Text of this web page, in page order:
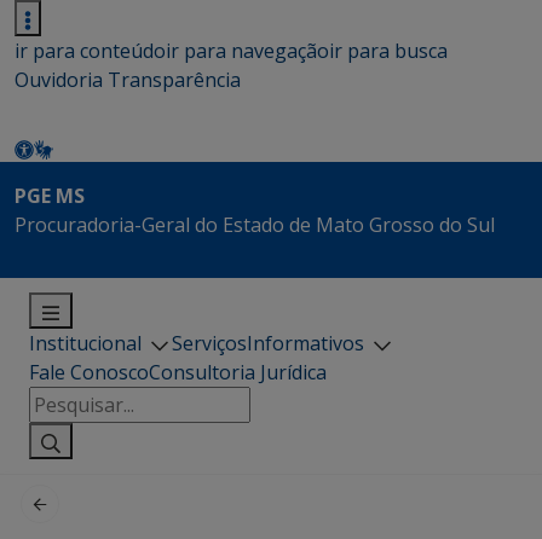
ir para conteúdoir para navegaçãoir para busca
Ouvidoria Transparência
PGE MS
Procuradoria-Geral do Estado de Mato Grosso do Sul
Institucional ServiçosInformativos
Fale ConoscoConsultoria Jurídica
Pesquisar
por: